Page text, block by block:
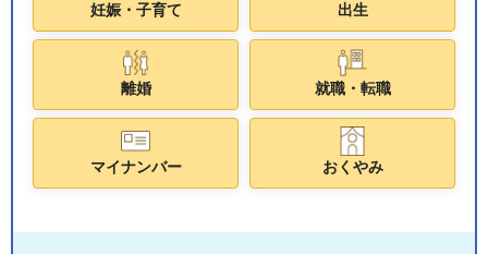
妊娠・子育て 出生
離婚 就職・転職
マイナンバー おくやみ